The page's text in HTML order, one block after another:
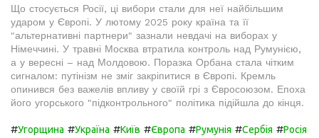
Що стосується Росії, ці вибори стали для неї найбільшим
ударом у Європі. У лютому 2025 року країна та її
"альтернативні партнери" зазнали невдачі на виборах у
Німеччині. У травні Москва втратила контроль над Румунією,
а у вересні – над Молдовою. Поразка Орбана стала чітким
сигналом: путінізм не зміг закріпитися в Європі. Кремль
опинився без важелів впливу у своїй грі з Євросоюзом. Епоха
його угорського "підконтрольного" політика підійшла до кінця.
#Угорщина #Україна #Київ #Європа #Румунія #Сербія #Росія